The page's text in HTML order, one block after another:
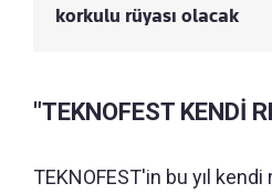
korkulu rüyası olacak
"TEKNOFEST KENDİ
TEKNOFEST'in bu yıl kendi